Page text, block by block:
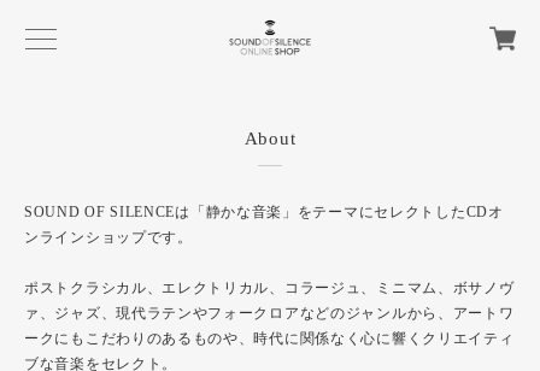
About
SOUND OF SILENCEは「静かな音楽」をテーマにセレクトしたCDオ
ンラインショップです。
ポストクラシカル、エレクトリカル、コラージュ、ミニマム、ボサノヴ
ァ、ジャズ、現代ラテンやフォークロアなどのジャンルから、アートワ
ークにもこだわりのあるものや、時代に関係なく心に響くクリエイティ
ブな音楽をセレクト。